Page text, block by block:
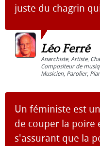
juste du chagrin
Léo Ferré
Anarchiste, Artiste,
Compositeur de
Musicien, Parolier,
Un féministe est
de couper la poire
s'assurant que la